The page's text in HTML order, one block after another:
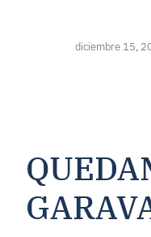
diciembre 15,